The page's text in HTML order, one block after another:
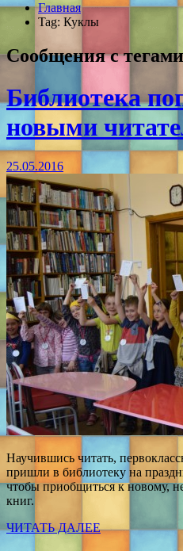
Главная
Tag: Куклы
Сообщения с
Библиотека
новыми
25.05.2016
Научившись читать,
пришли в библиотеку на
чтобы приобщиться к новому,
книг.
ЧИТАТЬ ДАЛЕЕ